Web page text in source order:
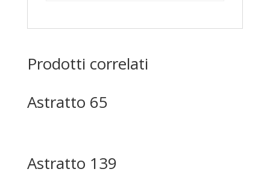
Prodotti correlati
Astratto 65
Astratto 139